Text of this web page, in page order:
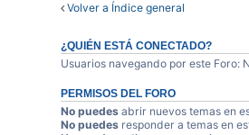
Volver a Índice general
¿QUIÉN ESTÁ CONECTADO?
Usuarios navegando por este Foro:
PERMISOS DEL FORO
No puedes abrir nuevos temas en
No puedes responder a temas en